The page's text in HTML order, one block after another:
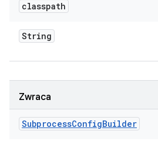
classpath
String
Zwraca
SubprocessConfigBuilder